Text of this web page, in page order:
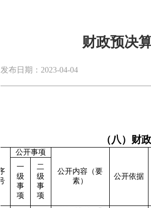
财政预决
发布日期：2023-04-04
（八）财
序
号
公开事项
公开内容（要
素）
公开依据
一
级
事
项
二
级
事
项